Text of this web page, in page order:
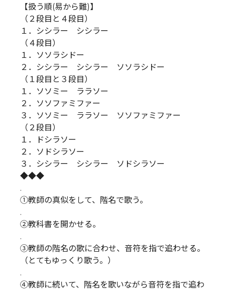
【扱う順(易から難)】
（２段目と４段目）
１．シシラー シシラー
（４段目）
１．ソソラシドー
２．シシラー シシラー ソソラシドー
（１段目と３段目）
１．ソソミー ララソー
２．ソソファミファー
３．ソソミー ララソー ソソファミファー
（２段目）
１．ドシラソー
２．ソドシラソー
３．シシラー シシラー ソドシラソー
◆◆◆
.
①教師の真似をして、階名で歌う。
.
②教科書を開かせる。
.
③教師の階名の歌に合わせ、音符を指で追わせる。
（とてもゆっくり歌う。）
.
④教師に続いて、階名を歌いながら音符を指で追わ